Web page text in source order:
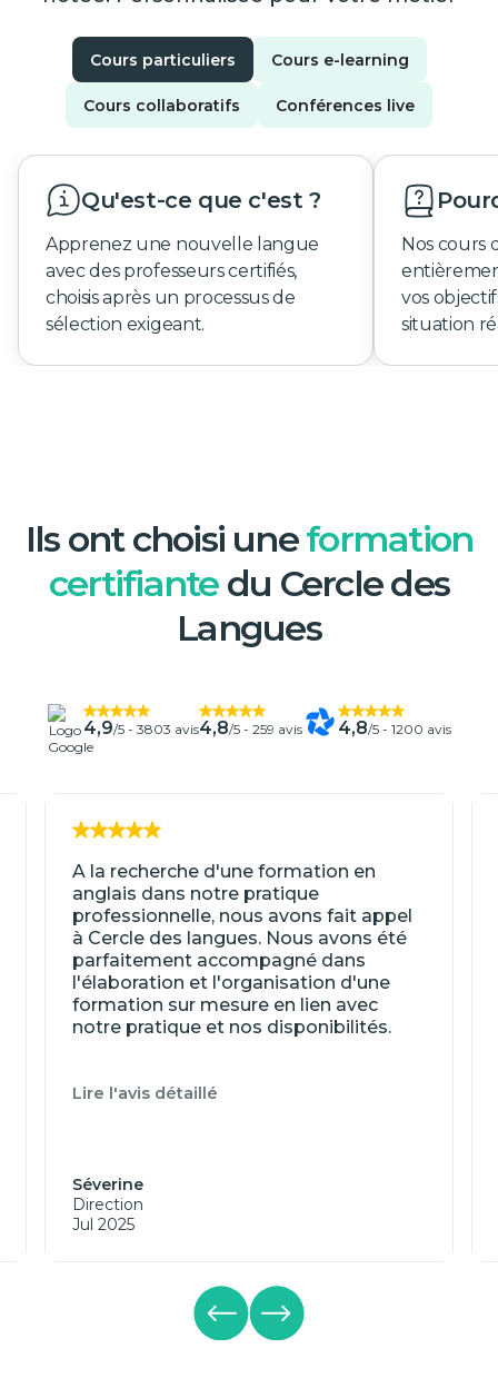
Cours particuliers Cours e-learning
Cours collaboratifs Conférences live
Qu'est-ce que c'est ?
Apprenez une nouvelle langue
avec des professeurs certifiés,
choisis après un processus de
sélection exigeant.
Nos cours
vos
situation
Ils ont choisi uneformation
certifiantedu Cercle des
Langues
4,9/5 - 3803 avis4,8/5 - 259 avis 4,8/5 - 1200 avis
A la recherche d'une formation en
anglais dans notre pratique
professionnelle, nous avons fait appel
à Cercle des langues. Nous avons été
parfaitement accompagné dans
l'élaboration et l'organisation d'une
formation sur mesure en lien avec
notre pratique et nos disponibilités.
Lire l'avis détaillé
Séverine
Direction
Jul 2025